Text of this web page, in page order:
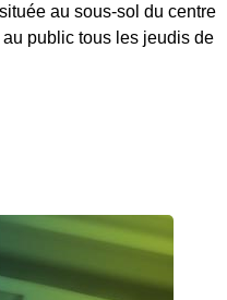
au sous-sol du centre
public tous les jeudis de